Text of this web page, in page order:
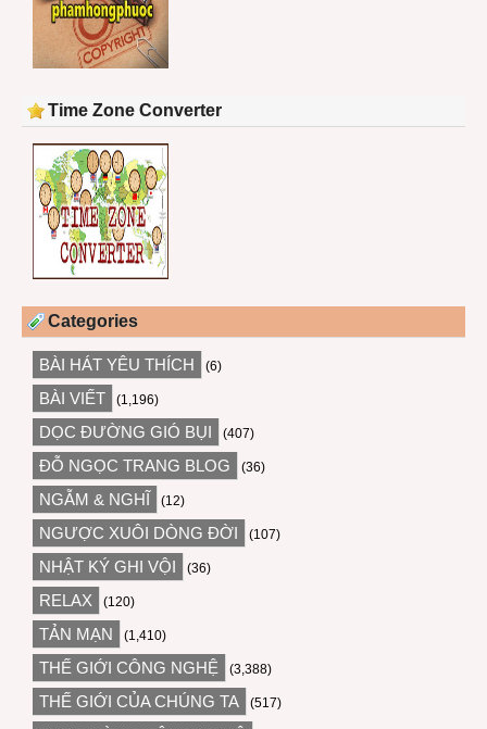
Time Zone Converter
Categories
BÀI HÁT YÊU THÍCH (6)
BÀI VIẾT (1,196)
DỌC ĐƯỜNG GIÓ BỤI (407)
ĐỖ NGỌC TRANG BLOG (36)
NGẪM & NGHĨ (12)
NGƯỢC XUÔI DÒNG ĐỜI (107)
NHẬT KÝ GHI VỘI (36)
RELAX (120)
TẢN MẠN (1,410)
THẾ GIỚI CÔNG NGHỆ (3,388)
THẾ GIỚI CỦA CHÚNG TA (517)